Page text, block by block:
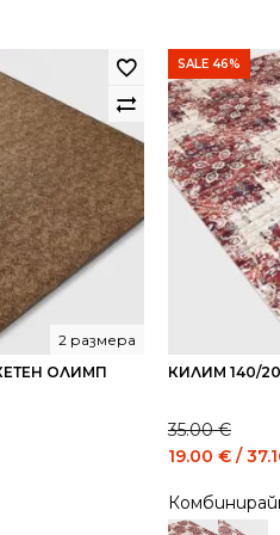
ОЛИМП
2 размера
SALE 46%
КИЛИМ 140/
35.00€
Original
was:
35.00 €
19.00 € /